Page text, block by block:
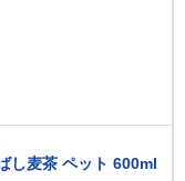
し麦茶 ペット 600ml